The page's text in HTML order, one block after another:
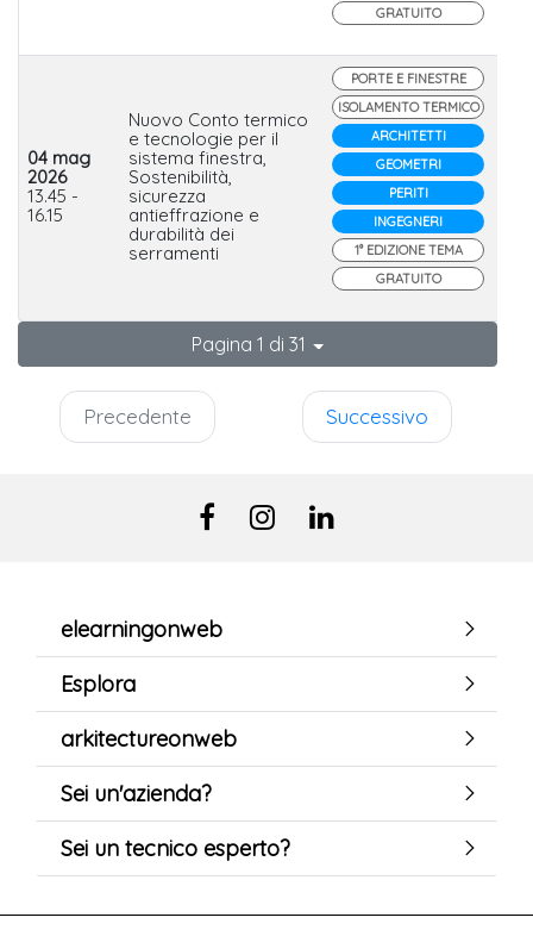
GRATUITO
04 mag
2026
13.45 -
16.15
Nuovo Conto termico
e tecnologie per il
sistema finestra,
Sostenibilità,
sicurezza
antieffrazione e
durabilità dei
serramenti
PORTE E FINESTRE
ISOLAMENTO TERMICO
ARCHITETTI
GEOMETRI
PERITI
INGEGNERI
1° EDIZIONE TEMA
GRATUITO
Pagina 1 di 31
Precedente Successivo
elearningonweb
Esplora
arkitectureonweb
Sei un'azienda?
Sei un tecnico esperto?